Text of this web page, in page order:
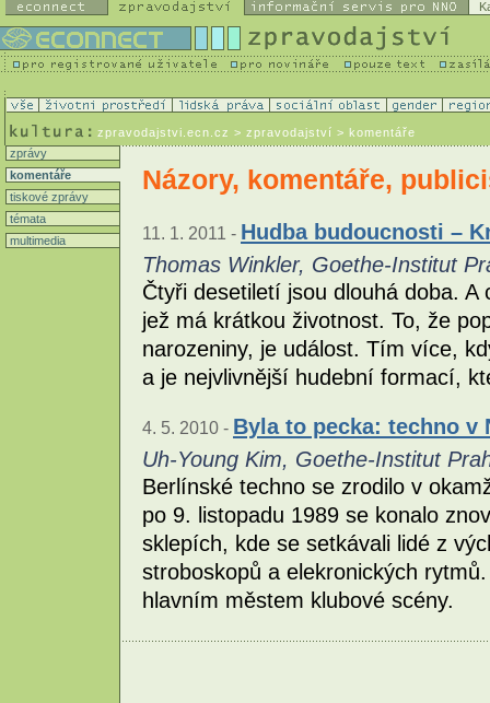
zpravodajstvi.ecn.cz > zpravodajství > komentáře
zprávy
komentáře
tiskové zprávy
témata
multimedia
Názory, komentáře,
11. 1. 2011 - Hudba budoucnosti –
Thomas Winkler, Goethe-Institut
Čtyři desetiletí jsou dlouhá doba.
jež má krátkou životnost. To, že
narozeniny, je událost. Tím více,
a je nejvlivnější hudební formací,
4. 5. 2010 - Byla to pecka: techno v
Uh-Young Kim, Goethe-Institut
Berlínské techno se zrodilo v
po 9. listopadu 1989 se konalo
sklepích, kde se setkávali lidé z
stroboskopů a elekronických
hlavním městem klubové scény.